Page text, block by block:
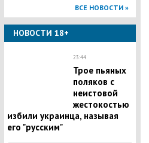
ВСЕ НОВОСТИ »
НОВОСТИ 18+
23:44
Трое пьяных
поляков с
неистовой
жестокостью
избили украинца, называя
его "русским"